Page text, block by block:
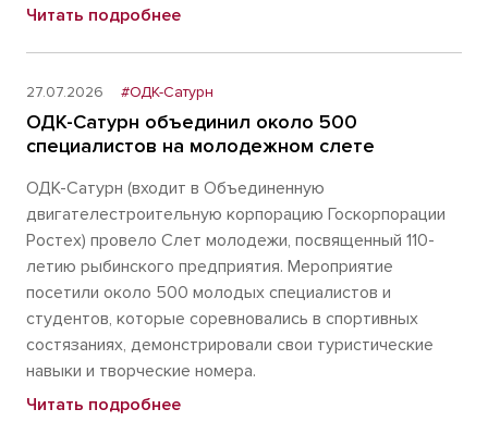
Читать подробнее
27.07.2026 #ОДК-Сатурн
ОДК-Сатурн объединил около 500
специалистов на молодежном слете
ОДК-Сатурн (входит в Объединенную
двигателестроительную корпорацию Госкорпорации
Ростех) провело Слет молодежи, посвященный 110-
летию рыбинского предприятия. Мероприятие
посетили около 500 молодых специалистов и
студентов, которые соревновались в спортивных
состязаниях, демонстрировали свои туристические
навыки и творческие номера.
Читать подробнее